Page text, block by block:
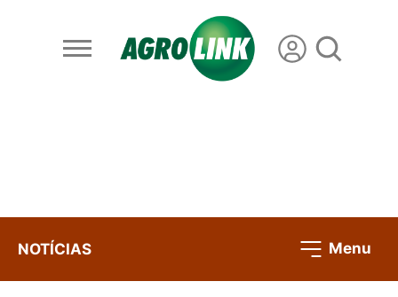
NOTÍCIAS Menu